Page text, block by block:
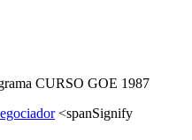
CURSO GOE 1987
<spanSignify